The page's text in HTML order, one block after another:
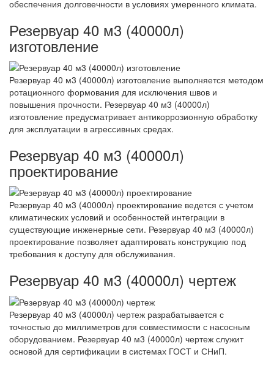
обеспечения долговечности в условиях умеренного климата.
Резервуар 40 м3 (40000л)
изготовление
Резервуар 40 м3 (40000л) изготовление выполняется методом
ротационного формования для исключения швов и
повышения прочности. Резервуар 40 м3 (40000л)
изготовление предусматривает антикоррозионную обработку
для эксплуатации в агрессивных средах.
Резервуар 40 м3 (40000л)
проектирование
Резервуар 40 м3 (40000л) проектирование ведется с учетом
климатических условий и особенностей интеграции в
существующие инженерные сети. Резервуар 40 м3 (40000л)
проектирование позволяет адаптировать конструкцию под
требования к доступу для обслуживания.
Резервуар 40 м3 (40000л) чертеж
Резервуар 40 м3 (40000л) чертеж разрабатывается с
точностью до миллиметров для совместимости с насосным
оборудованием. Резервуар 40 м3 (40000л) чертеж служит
основой для сертификации в системах ГОСТ и СНиП.